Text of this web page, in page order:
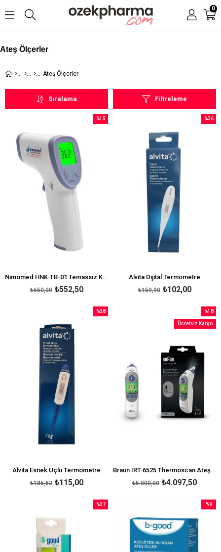
0
Ateş Ölçerler
Ateş Ölçerler
Filtreleme
Sıralama
Nimomed HNK-TB-01 Temassız Kızılötesi Ateş Ölçer
₺552,50
₺650,00
%15
Alvita Dijital Termometre
₺102,00
₺159,90
%36
Alvita Esnek Uçlu Termometre
₺115,00
₺185,63
%38
Braun IRT-6525 Thermoscan Ateş Ölçer
₺4.097,50
₺5.000,00
%18
İndirim
Ücretsiz Kargo
%37
%9